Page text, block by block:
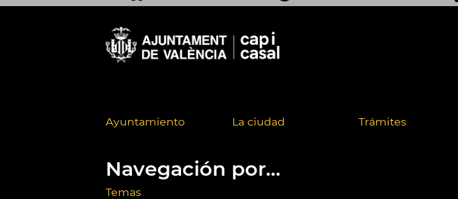
Ayuntamiento La ciudad Trámites
Navegación por...
Temas